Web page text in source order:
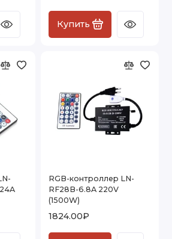
Купить
RGB-контроллер LN-
RF28B-6.8A 220V
(1500W)
1824.00₽